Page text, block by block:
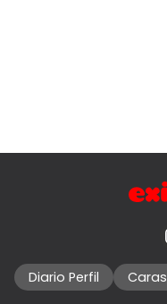
Diario Perfil Caras